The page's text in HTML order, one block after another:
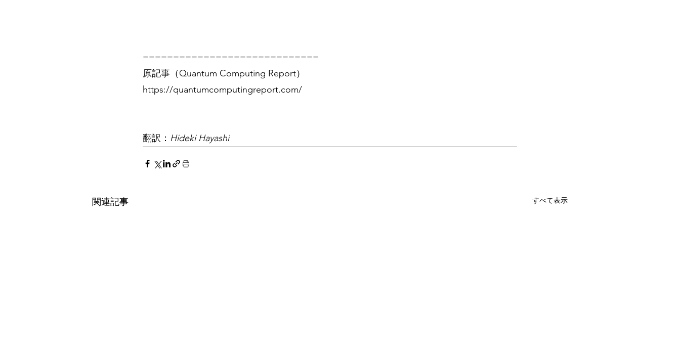
=============================
原記事（Quantum Computing Report）
https://quantumcomputingreport.com/
翻訳： Hideki Hayashi
関連記事 すべて表示